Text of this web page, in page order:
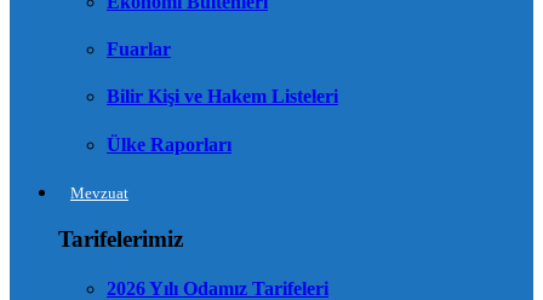
Fuarlar
Bilir Kişi ve Hakem Listeleri
Ülke Raporları
Mevzuat
Tarifelerimiz
2026 Yılı Odamız Tarifeleri